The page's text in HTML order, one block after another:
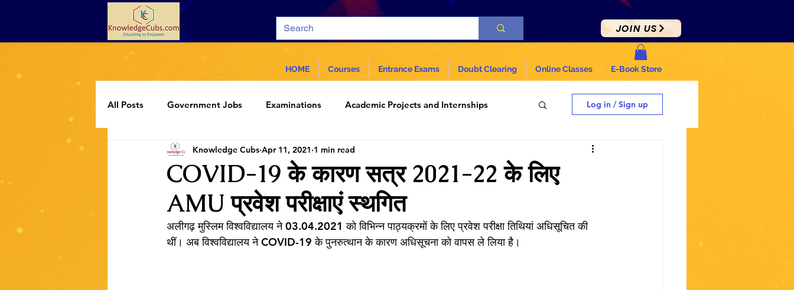
JOIN US
HOME Courses Entrance Exams Doubt Clearing Online Classes E-Book Store
All Posts Government Jobs Examinations Academic Projects and Internships
Programming Extracurricular Science and Technology
Log in / Sign up
COVID-19 के कारण सत्र 2021-22 के लिए
AMU प्रवेश परीक्षाएं स्थगित
Knowledge Cubs Apr 11, 2021 1 min read
अलीगढ़ मुस्लिम विश्वविद्यालय ने 03.04.2021 को विभिन्न पाठ्यक्रमों के लिए प्रवेश परीक्षा तिथियां अधिसूचित की
थीं। अब विश्वविद्यालय ने COVID-19 के पुनरुत्थान के कारण अधिसूचना को वापस ले लिया है।